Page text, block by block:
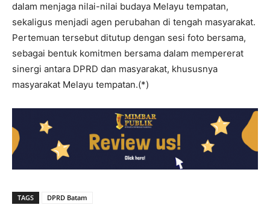
dalam menjaga nilai-nilai budaya Melayu tempatan,
sekaligus menjadi agen perubahan di tengah masyarakat.
Pertemuan tersebut ditutup dengan sesi foto bersama,
sebagai bentuk komitmen bersama dalam mempererat
sinergi antara DPRD dan masyarakat, khususnya
masyarakat Melayu tempatan.(*)
TAGS DPRD Batam